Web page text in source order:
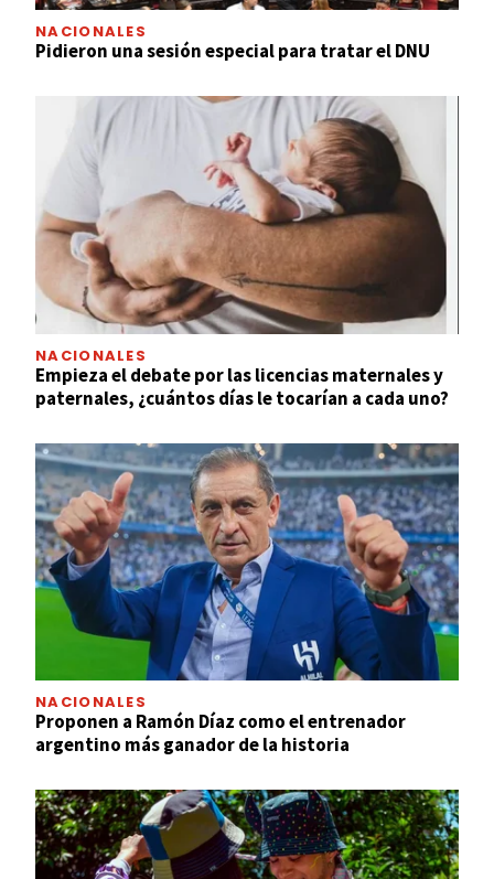
NACIONALES
Pidieron una sesión especial para tratar el DNU
NACIONALES
Empieza el debate por las licencias maternales y
paternales, ¿cuántos días le tocarían a cada uno?
NACIONALES
Proponen a Ramón Díaz como el entrenador
argentino más ganador de la historia